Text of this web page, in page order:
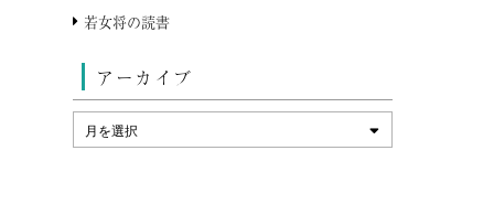
若女将の読書
アーカイブ